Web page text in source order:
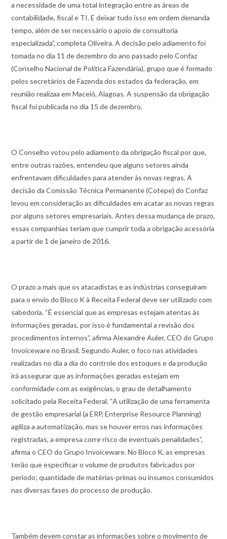
a necessidade de uma total integração entre as áreas de
contabilidade, fiscal e TI. E deixar tudo isso em ordem demanda
tempo, além de ser necessário o apoio de consultoria
especializada”, completa Oliveira. A decisão pelo adiamento foi
tomada no dia 11 de dezembro do ano passado pelo Confaz
(Conselho Nacional de Política Fazendária), grupo que é formado
pelos secretários de Fazenda dos estados da federação, em
reunião realizaa em Maceió, Alagoas. A suspensão da obrigação
fiscal foi publicada no dia 15 de dezembro.
O Conselho votou pelo adiamento da obrigação fiscal por que,
entre outras razões, entendeu que alguns setores ainda
enfrentavam dificuldades para atender às novas regras. A
decisão da Comissão Técnica Permanente (Cotepe) do Confaz
levou em consideração as dificuldades em acatar as novas regras
por alguns setores empresariais. Antes dessa mudança de prazo,
essas companhias teriam que cumprir toda a obrigação acessória
a partir de 1 de janeiro de 2016.
O prazo a mais que os atacadistas e as indústrias conseguiram
para o envio do Bloco K à Receita Federal deve ser utilizado com
sabedoria. “É essencial que as empresas estejam atentas às
informações geradas, por isso é fundamental a revisão dos
procedimentos internos”, afirma Alexandre Auler, CEO do Grupo
Invoiceware no Brasil. Segundo Auler, o foco nas atividades
realizadas no dia a dia do controle dos estoques e da produção
irá assegurar que as informações geradas estejam em
conformidade com as exigências, o grau de detalhamento
solicitado pela Receita Federal. “A utilização de uma ferramenta
de gestão empresarial (a ERP, Enterprise Resource Planning)
agiliza a automatização, mas se houver erros nas informações
registradas, a empresa corre risco de eventuais penalidades”,
afirma o CEO do Grupo Invoiceware. No Bloco K, as empresas
terão que especificar o volume de produtos fabricados por
período; quantidade de matérias-primas ou insumos consumidos
nas diversas fases do processo de produção.
Também devem constar as informações sobre o movimento de